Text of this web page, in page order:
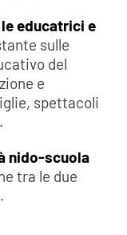
educatrici e
sulle
del
e
spettacoli
nido-scuola
tra le due